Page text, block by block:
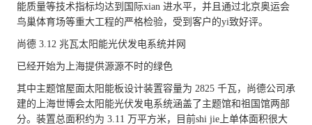
能质量等技术指标均达到国际xian 进水平，并且通过北京奥运会
鸟巢体育场等重大工程的严格检验，受到客户的yi致好评。
尚德 3.12 兆瓦太阳能光伏发电系统并网
已经开始为上海提供源源不时的绿色
其中主题馆屋面太阳能板设计装置容量为 2825 千瓦，尚德公司承
建的上海世博会太阳能光伏发电系统涵盖了主题馆和祖国馆两部
分。装置总面积约为 3.11 万平方米，目前shi jie上单体面积很大